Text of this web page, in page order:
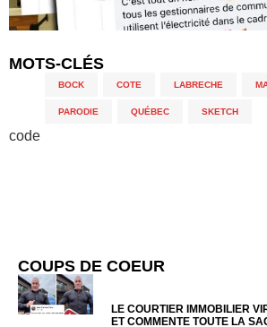
MOTS-CLÉS
BOCK COTE LABRECHE
PARODIE QUÉBEC SKETCH
code
COUPS DE COEUR
LE COURTIER IMMOBILIER
ET COMMENTE TOUTE LA